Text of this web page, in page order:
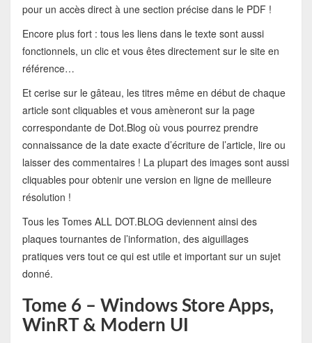
pour un accès direct à une section précise dans le PDF !
Encore plus fort : tous les liens dans le texte sont aussi
fonctionnels, un clic et vous êtes directement sur le site en
référence…
Et cerise sur le gâteau, les titres même en début de chaque
article sont cliquables et vous amèneront sur la page
correspondante de Dot.Blog où vous pourrez prendre
connaissance de la date exacte d’écriture de l’article, lire ou
laisser des commentaires ! La plupart des images sont aussi
cliquables pour obtenir une version en ligne de meilleure
résolution !
Tous les Tomes ALL DOT.BLOG deviennent ainsi des
plaques tournantes de l’information, des aiguillages
pratiques vers tout ce qui est utile et important sur un sujet
donné.
Tome 6 – Windows Store Apps,
WinRT & Modern UI